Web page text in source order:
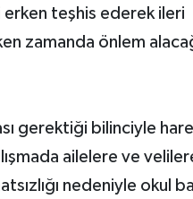
teşhis ederek ileri
zamanda önlem
gerektiği bilinciyle
ailelere ve
nedeniyle okul